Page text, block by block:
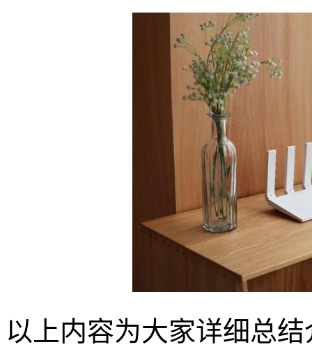
以上内容为大家详细总